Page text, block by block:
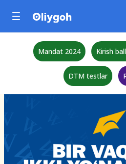
Mandat 2024 Kirish
DTM testlar